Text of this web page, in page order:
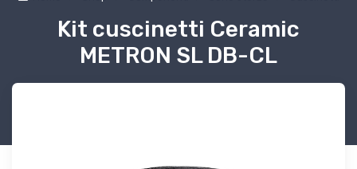
Kit cuscinetti Ceramic
METRON SL DB-CL